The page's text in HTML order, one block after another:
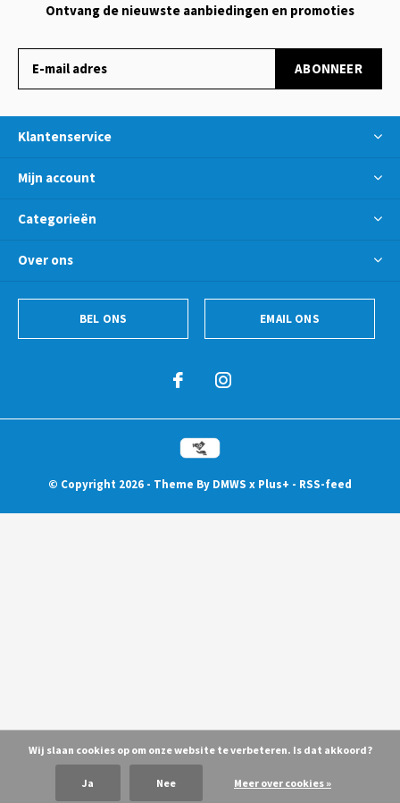
Ontvang de nieuwste aanbiedingen en promoties
ABONNEER
Klantenservice
Mijn account
Categorieën
Over ons
BEL ONS EMAIL ONS
© Copyright 2026 - Theme By DMWS x Plus+ - RSS-feed
Wij slaan cookies op om onze website te verbeteren. Is dat akkoord?
Ja Nee Meer over cookies »